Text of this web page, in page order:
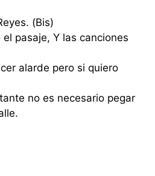
(Bis)
pasaje, Y las canciones
alarde pero si quiero
no es necesario pegar